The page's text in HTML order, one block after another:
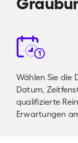
1
Wählen Sie die
Datum,
qualifizierte
Erwartungen